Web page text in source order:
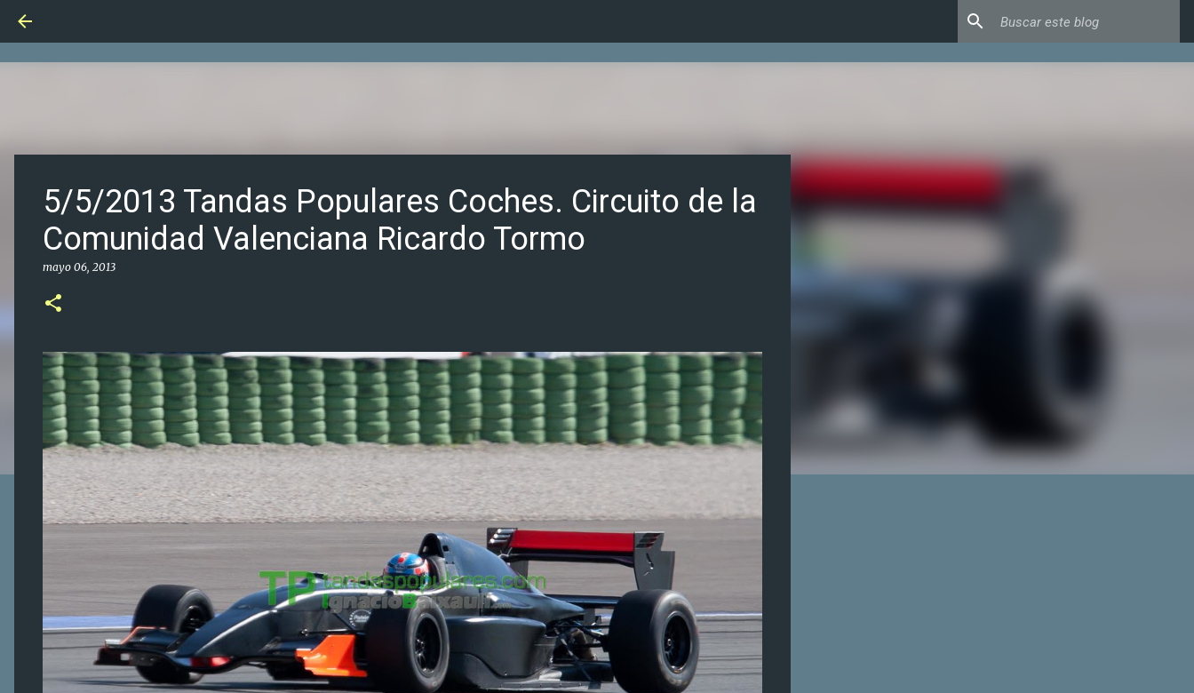
5/5/2013 Tandas Populares Coches. Circuito de la
Comunidad Valenciana Ricardo Tormo
mayo 06, 2013